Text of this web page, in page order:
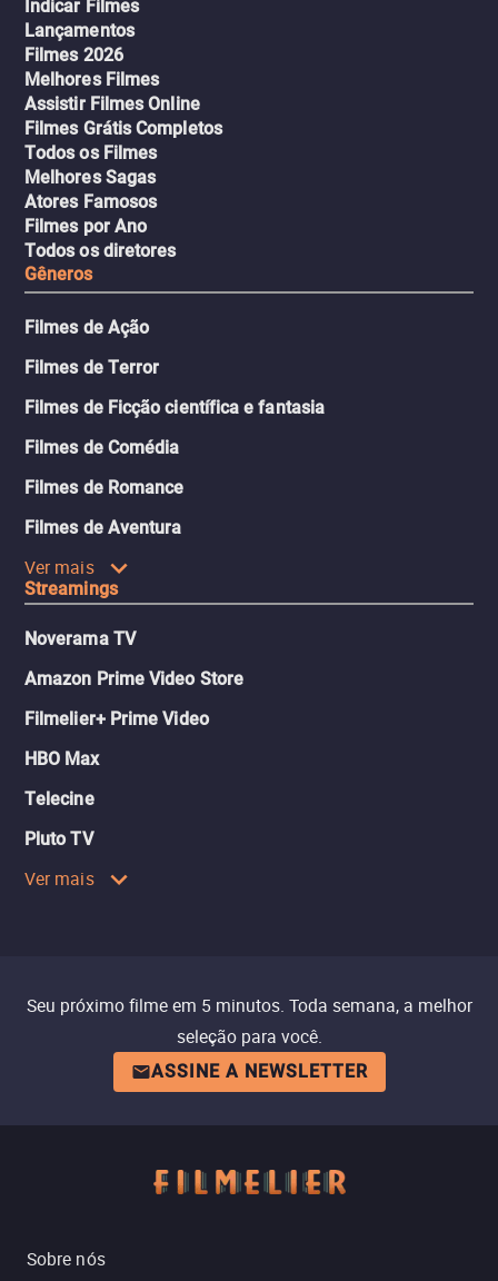
Indicar Filmes
Lançamentos
Filmes 2026
Melhores Filmes
Assistir Filmes Online
Filmes Grátis Completos
Todos os Filmes
Melhores Sagas
Atores Famosos
Filmes por Ano
Todos os diretores
Gêneros
Filmes de Ação
Filmes de Terror
Filmes de Ficção científica e fantasia
Filmes de Comédia
Filmes de Romance
Filmes de Aventura
Ver mais
Streamings
Noverama TV
Amazon Prime Video Store
Filmelier+ Prime Video
HBO Max
Telecine
Pluto TV
Ver mais
Seu próximo filme em 5 minutos. Toda semana, a melhor
seleção para você.
ASSINE A NEWSLETTER
Sobre nós